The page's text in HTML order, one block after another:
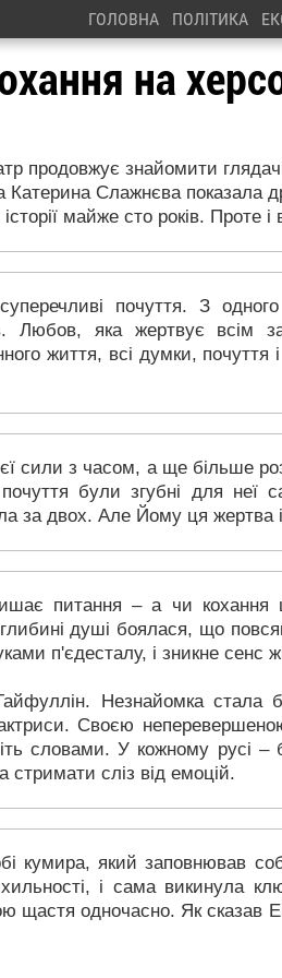
ГОЛОВНА ПОЛІТИКА
на
продовжує знайомити
Катерина Слажнєва показала
майже сто років. Проте
почуття. З
Любов, яка жертвує всім
життя, всі думки,
сили з часом, а ще більше
почуття були згубні для
за двох. Але Йому ця жертва
питання – а чи кохання
душі боялася, що
п'єдесталу, і зникне сенс
Незнайомка стала
Своєю
словами. У кожному русі
стримати сліз від емоцій.
кумира, який заповнював
і сама викинула
щастя одночасно. Як сказав